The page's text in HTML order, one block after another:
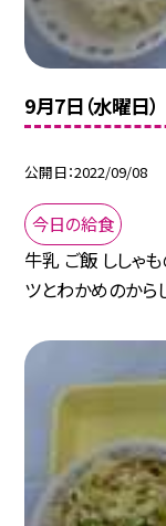
9月7日（水曜日
公開日 2022/09/08
今日の給食
牛乳 ご飯 ししゃ
ツとわかめのから